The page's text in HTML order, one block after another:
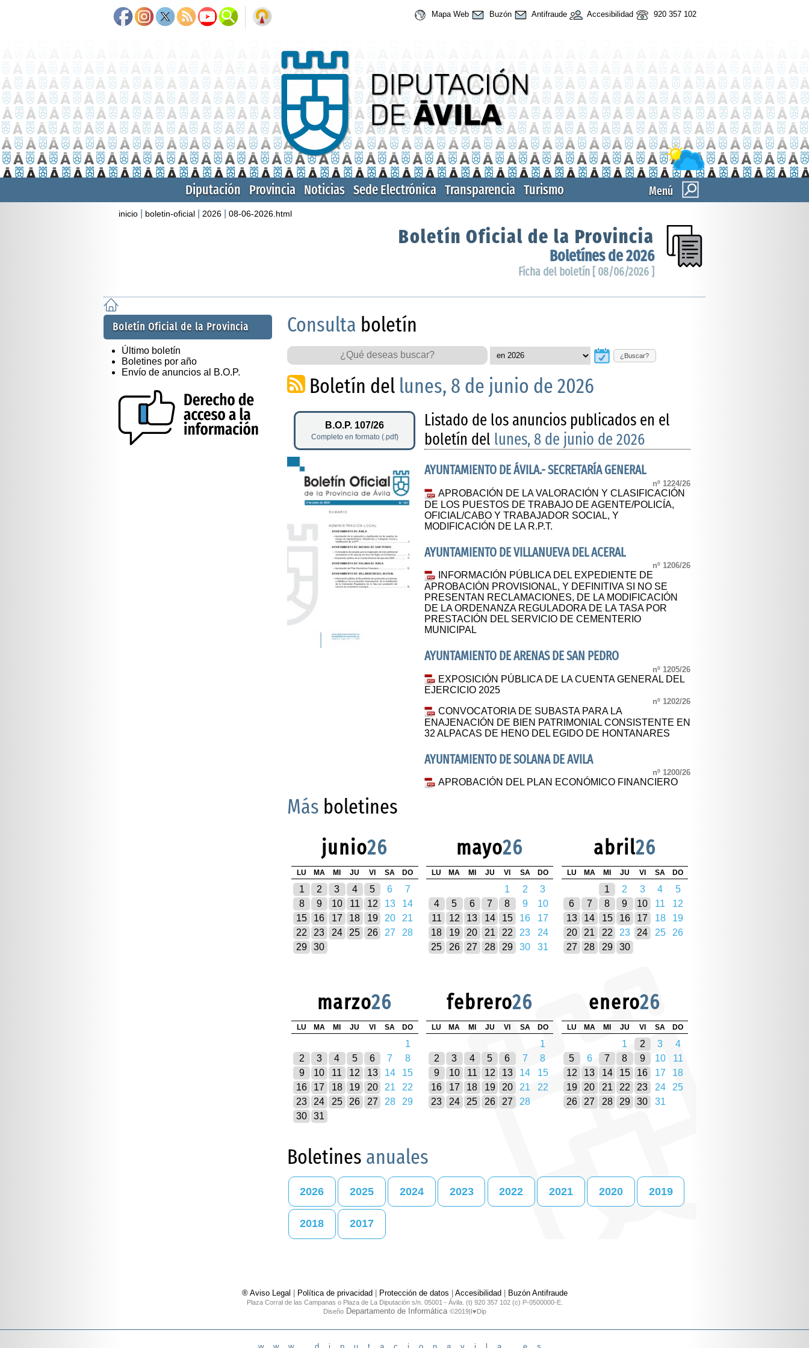
Mapa Web Buzón Antifraude Accesibilidad 920 357 102
Menú
Diputación Provincia Noticias Sede Electrónica Transparencia Turismo
inicio boletin-oficial 2026 08-06-2026.html
Boletín Oficial de la Provincia
Boletínes de 2026
Ficha del boletín [ 08/06/2026 ]
Boletín Oficial de la Provincia
Último boletín
Boletines por año
Envío de anuncios al B.O.P.
Consulta boletín
¿Buscar?
Boletín del lunes, 8 de junio de 2026
B.O.P. 107/26
Completo en formato (.pdf)
Listado de los anuncios publicados en el
boletín del lunes, 8 de junio de 2026
AYUNTAMIENTO DE ÁVILA.- SECRETARÍA GENERAL
nº 1224/26
APROBACIÓN DE LA VALORACIÓN Y CLASIFICACIÓN
DE LOS PUESTOS DE TRABAJO DE AGENTE/POLICÍA,
OFICIAL/CABO Y TRABAJADOR SOCIAL, Y
MODIFICACIÓN DE LA R.P.T.
AYUNTAMIENTO DE VILLANUEVA DEL ACERAL
nº 1206/26
INFORMACIÓN PÚBLICA DEL EXPEDIENTE DE
APROBACIÓN PROVISIONAL, Y DEFINITIVA SI NO SE
PRESENTAN RECLAMACIONES, DE LA MODIFICACIÓN
DE LA ORDENANZA REGULADORA DE LA TASA POR
PRESTACIÓN DEL SERVICIO DE CEMENTERIO
MUNICIPAL
AYUNTAMIENTO DE ARENAS DE SAN PEDRO
nº 1205/26
EXPOSICIÓN PÚBLICA DE LA CUENTA GENERAL DEL
EJERCICIO 2025
nº 1202/26
CONVOCATORIA DE SUBASTA PARA LA
ENAJENACIÓN DE BIEN PATRIMONIAL CONSISTENTE EN
32 ALPACAS DE HENO DEL EGIDO DE HONTANARES
AYUNTAMIENTO DE SOLANA DE AVILA
nº 1200/26
APROBACIÓN DEL PLAN ECONÓMICO FINANCIERO
Más boletines
junio26
LU MA MI JU VI SA DO
1 2 3 4 5 6
7
8
9 10 11 12 13
14
15
16 17 18 19 20
21
22
23 24 25 26 27
28
29
30
mayo26
LU MA MI JU VI SA DO
1 2
3
4
5 6 7 8 9
10
11
12 13 14 15 16
17
18
19 20 21 22 23
24
25
26 27 28 29 30 31
abril26
LU MA MI JU VI SA DO
1 2 3 4
5
6
7 8 9 10 11
12
13
14 15 16 17 18
19
20
21 22 23 24 25
26
27
28 29 30
marzo26
LU MA MI JU VI SA DO
1
2
3 4 5 6 7
8
9
10 11 12 13 14
15
16
17 18 19 20 21
22
23
24 25 26 27 28
29
30
31
febrero26
LU MA MI JU VI SA DO
1
2
3 4 5 6 7
8
9
10 11 12 13 14
15
16
17 18 19 20 21
22
23
24 25 26 27 28
enero26
LU MA MI JU VI SA DO
1 2 3
4
5
6 7 8 9 10
11
12
13 14 15 16 17
18
19
20 21 22 23 24
25
26
27 28 29 30 31
Boletines anuales
2026 2025 2024 2023 2022 2021 2020 2019
2018 2017
® Aviso Legal Política de privacidad Protección de datos Accesibilidad Buzón Antifraude
Plaza Corral de las Campanas o Plaza de La Diputación s/n. 05001 - Ávila. (t) 920 357 102 (c) P-0500000-E.
DiseñoDepartamento de Informática ©2019|I♥Dip